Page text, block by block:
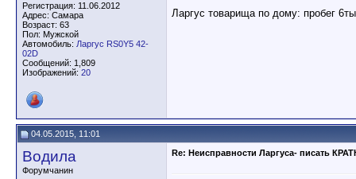
Регистрация: 11.06.2012
Адрес: Самара
Возраст: 63
Пол: Мужской
Автомобиль: Ларгус RS0Y5 42-
02D
Сообщений: 1,809
Изображений: 20
Ларгус товарища по дому: пробег
04.05.2015, 11:01
Водила
Форумчанин
Re: Неисправности Ларгуса- писать